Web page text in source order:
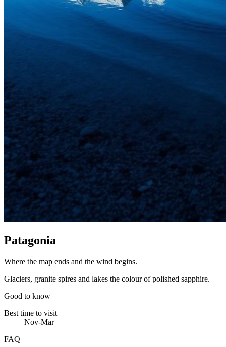
Patagonia
Where the map ends and the wind begins.
Glaciers, granite spires and lakes the colour of polished sapphire.
Good to know
Best time to visit
Nov-Mar
FAQ